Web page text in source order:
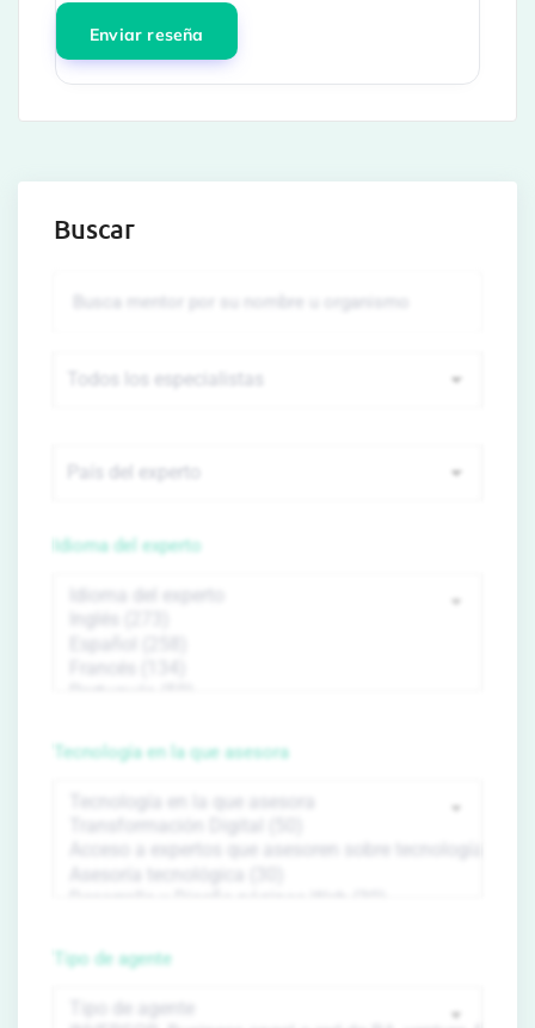
Buscar
Idioma del experto
Tecnología en la que asesora
Tipo de agente